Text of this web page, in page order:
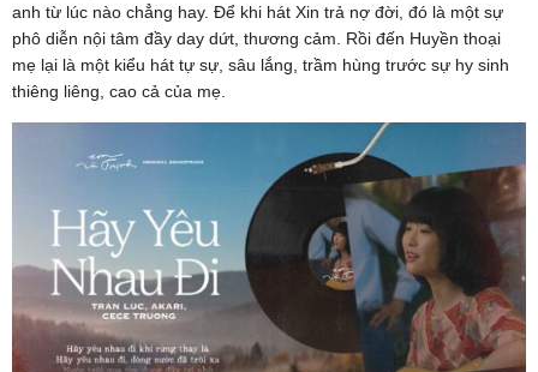
anh từ lúc nào chẳng hay. Để khi hát Xin trả nợ đời, đó là một sự
phô diễn nội tâm đầy day dứt, thương cảm. Rồi đến Huyền thoại
mẹ lại là một kiểu hát tự sự, sâu lắng, trầm hùng trước sự hy sinh
thiêng liêng, cao cả của mẹ.